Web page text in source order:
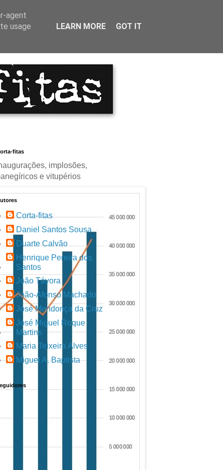
fitas
implosões,
e vitupérios
Corta-fitas
Daniel Santos Sousa
Duarte Calvão
Henrique Pereira dos
Santos
João Távora
João-Afonso Machado
José Mendonça da Cruz
José Miguel Roque
Martins
Maria Teixeira Alves
Miguel A. Baptista
agent
usage
LEARN MORE GOT IT